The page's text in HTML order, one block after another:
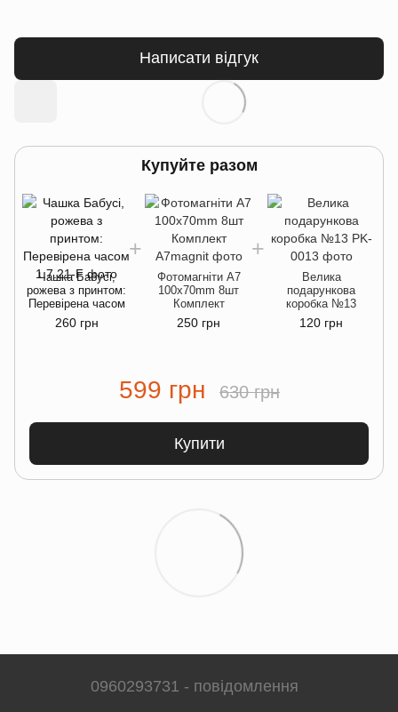
Написати відгук
Купуйте разом
Чашка Бабусі,
рожева з принтом:
Перевірена часом
260 грн
Фотомагніти A7
100x70mm 8шт
Комплект
250 грн
Велика
подарункова
коробка №13
120 грн
599 грн 630 грн
Купити
0960293731 - повідомлення